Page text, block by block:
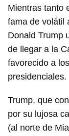
Mientras tanto
fama de volátil
Donald Trump
de llegar a la
favorecido a
presidenciales.
Trump, que
por su lujosa
(al norte de